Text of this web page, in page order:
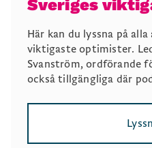
Sveriges
Här kan du lyssna på
viktigaste optimister.
Svanström, ordförande
också tillgängliga där